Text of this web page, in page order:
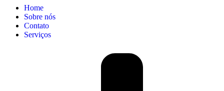
Home
Sobre nós
Contato
Serviços